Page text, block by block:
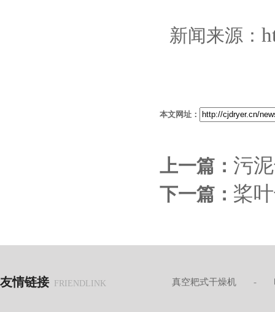
新闻来源：
本文网址：
上一篇： 污
下一篇： 桨
友情链接 FRIENDLINK 真空耙式干燥机 -